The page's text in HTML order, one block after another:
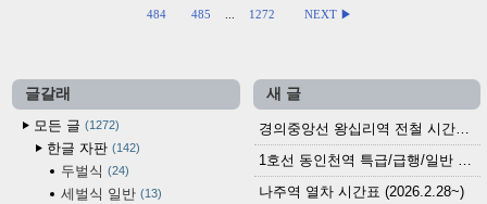
484 485 1272 NEXT ▶
글갈래
모든 글
1272
한글 자판 142
두벌식 24
세벌식 일반 13
새 글
경의중앙선 왕십리역 전철 시간표 (2026.4.20~)
1호선 동인천역 특급/급행/일반 전철 시간표 (2026.2.28~)
나주역 열차 시간표 (2026.2.28~)